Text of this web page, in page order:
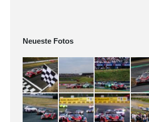
Neueste Fotos